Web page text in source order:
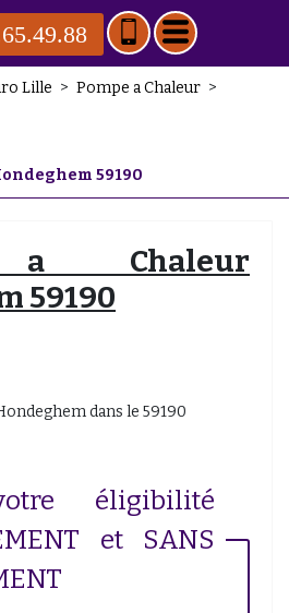
Lille > Pompe a Chaleur >
59190
a Chaleur
59190
dans le 59190
éligibilité
et SANS